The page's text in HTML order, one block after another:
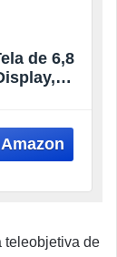
de 6,8
IP69
SIM
teleobjetiva de